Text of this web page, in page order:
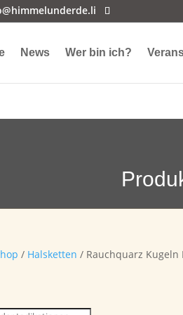
News Wer bin ich?
/ Halsketten / Rauchquarz Kugeln